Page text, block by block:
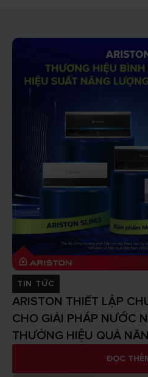
TIN TỨC
ARISTON THIẾT LẬP
CHO GIẢI PHÁP NƯỚC
THƯỞNG HIỆU QUẢ
ĐỌC